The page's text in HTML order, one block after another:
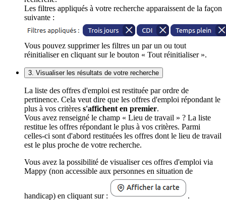
Les filtres appliqués à votre recherche apparaissent de la façon
suivante :
Vous pouvez supprimer les filtres un par un ou tout
réinitialiser en cliquant sur le bouton « Tout réinitialiser ».
3. Visualiser les résultats de votre recherche
La liste des offres d'emploi est restituée par ordre de
pertinence. Cela veut dire que les offres d'emploi répondant le
plus à vos critères s'affichent en premier.
Vous avez renseigné le champ « Lieu de travail » ? La liste
restitue les offres répondant le plus à vos critères. Parmi
celles-ci sont d'abord restituées les offres dont le lieu de travail
est le plus proche de votre recherche.
Vous avez la possibilité de visualiser ces offres d'emploi via
Mappy (non accessible aux personnes en situation de
handicap) en cliquant sur : .